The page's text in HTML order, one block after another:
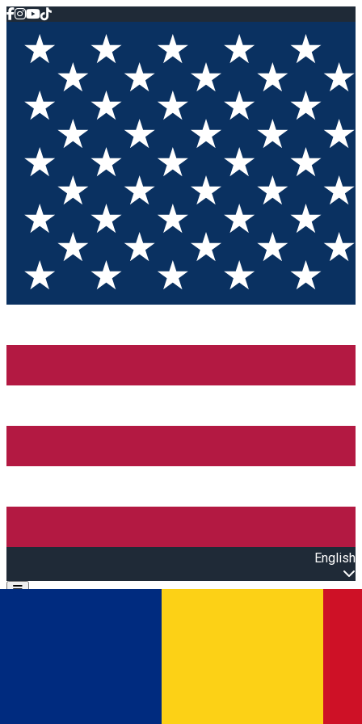
English
Open main menu